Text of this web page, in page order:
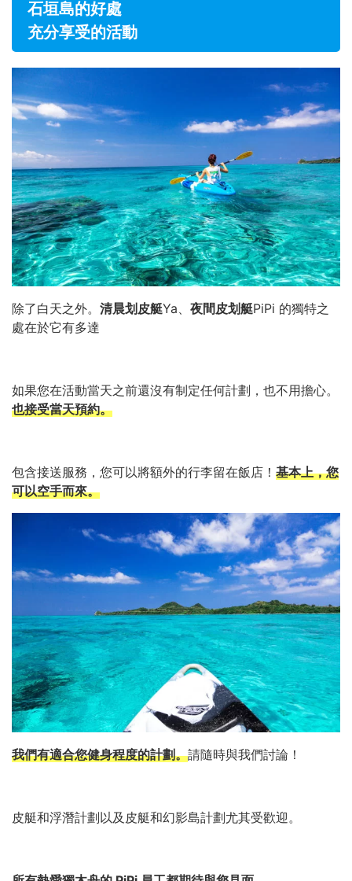
石垣島的好處
充分享受的活動
除了白天之外。 清晨划皮艇Ya、 夜間皮划艇PiPi 的獨特之
處在於它有多達
如果您在活動當天之前還沒有制定任何計劃，也不用擔心。
也接受當天預約。
包含接送服務，您可以將額外的行李留在飯店！ 基本上，您
可以空手而來。
我們有適合您健身程度的計劃。請隨時與我們討論！
皮艇和浮潛計劃以及皮艇和幻影島計劃尤其受歡迎。